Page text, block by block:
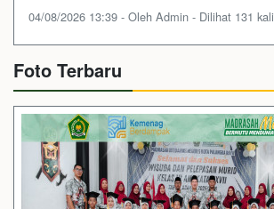
04/08/2026 13:39 - Oleh Admin - Dilihat 131 kali
Foto Terbaru